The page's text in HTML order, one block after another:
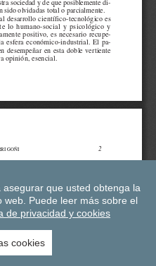
que usted obtenga la
web. Puede leer más sobre el
de privacidad y cookies
cookies